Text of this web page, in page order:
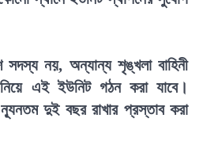
নয়, অন্যান্য শৃঙ্খলা বাহিনী
এই ইউনিট গঠন করা যাবে।
দুই বছর রাখার প্রস্তাব করা